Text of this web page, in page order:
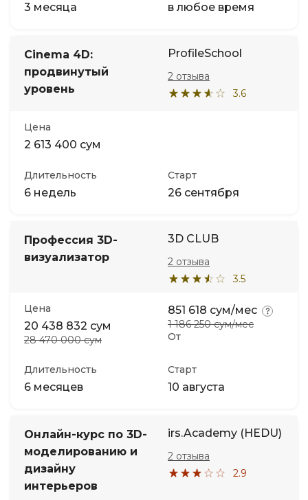
3 месяца в любое время
Cinema 4D:
продвинутый
уровень
ProfileSchool
3.6
2 отзыва
Цена
2 613 400 сум
Длительность
6 недель
Старт
26 сентября
Профессия 3D-
визуализатор
3D CLUB
3.5
2 отзыва
Цена
20 438 832 сум
28 470 000 сум От
851 618 сум/мес
1 186 250 сум/мес
Длительность
6 месяцев
Старт
10 августа
Онлайн-курс по 3D-
моделированию и
дизайну
интерьеров
irs.Academy (HEDU)
2.9
2 отзыва